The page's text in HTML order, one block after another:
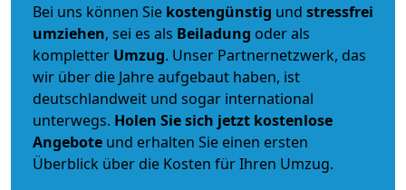
Bei uns können Sie kostengünstig und stressfrei
umziehen, sei es als Beiladung oder als
kompletter Umzug. Unser Partnernetzwerk, das
wir über die Jahre aufgebaut haben, ist
deutschlandweit und sogar international
unterwegs. Holen Sie sich jetzt kostenlose
Angebote und erhalten Sie einen ersten
Überblick über die Kosten für Ihren Umzug.